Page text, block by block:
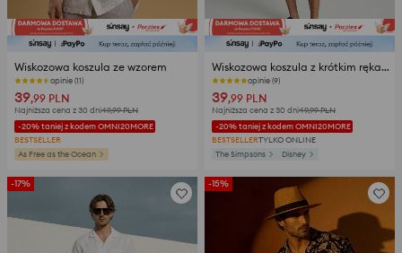
Wiskozowa koszula ze wzorem
opinie (11)
39,99 PLN
Najniższa cena z 30 dni49,99PLN
-20% taniej z kodem OMNI20MORE
BESTSELLER
As Free as the Ocean
Wiskozowa koszula z krótkim rękawem The Simpsons
opinie (9)
39,99 PLN
Najniższa cena z 30 dni49,99PLN
-20% taniej z kodem OMNI20MORE
BESTSELLERTYLKO ONLINE
The Simpsons
Disney
-17% -15%